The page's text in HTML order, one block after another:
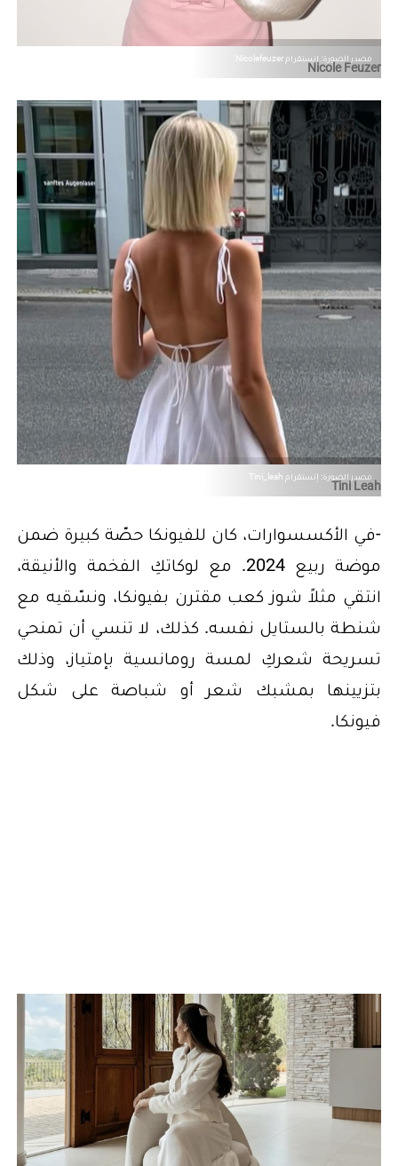
مصدر الصورة: إنستقرام Nicolefeuzer
Nicole Feuzer
مصدر الصورة: إنستقرام Tini_leah
Tini Leah
-في الأكسسوارات، كان للفيونكا حصّة كبيرة ضمن
موضة ربيع 2024. مع لوكاتكِ الفخمة والأنيقة،
انتقي مثلاً شوز كعب مقترن بفيونكا، ونسّقيه مع
شنطة بالستايل نفسه. كذلك، لا تنسي أن تمنحي
تسريحة شعركِ لمسة رومانسية بإمتياز، وذلك
بتزيينها بمشبك شعر أو شباصة على شكل
فيونكا.